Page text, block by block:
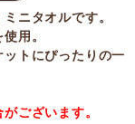
ニタオルです。
用。
トにぴったりの一
ございます。